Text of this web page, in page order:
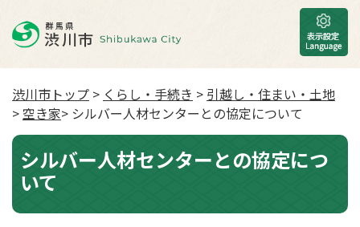
渋川市トップ > くらし・手続き > 引越し・住まい・土地
>空き家> シルバー人材センターとの協定について
シルバー人材センターとの協定につ
いて